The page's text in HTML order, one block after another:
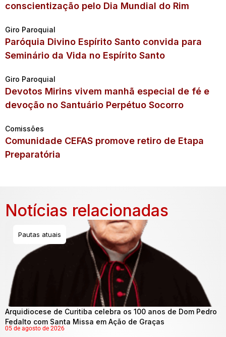
conscientização pelo Dia Mundial do Rim
Giro Paroquial
Paróquia Divino Espírito Santo convida para
Seminário da Vida no Espírito Santo
Giro Paroquial
Devotos Mirins vivem manhã especial de fé e
devoção no Santuário Perpétuo Socorro
Comissões
Comunidade CEFAS promove retiro de Etapa
Preparatória
Notícias relacionadas
Pautas atuais
Arquidiocese de Curitiba celebra os 100 anos de Dom Pedro
Fedalto com Santa Missa em Ação de Graças
05 de agosto de 2026